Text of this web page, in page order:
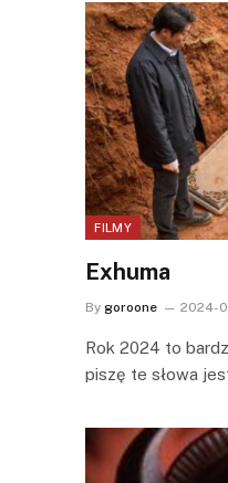
FILMY
Exhuma
By goroone 2024-
Rok 2024 to
piszę te słowa